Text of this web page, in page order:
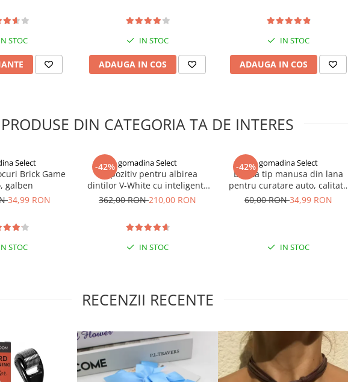
STOC IN STOC
ADAUGA IN COS
IN STOC
ADAUGA IN COS
PRODUSE DIN CATEGORIA TA DE INTERES
Select
Brick Game
galben
34,99 RON
STOC
-42% gomadina Select
Dispozitiv pentru albirea
dintilor V-White cu inteligenta
artificiala
362,00 RON210,00 RON
IN STOC
-42% gomadina Select
Laveta tip manusa din lana
pentru curatare auto, calitate
extra
60,00 RON34,99 RON
IN STOC
RECENZII RECENTE